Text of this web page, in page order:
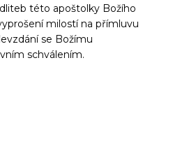
této apoštolky Božího
milostí na přímluvu
se Božímu
schválením.